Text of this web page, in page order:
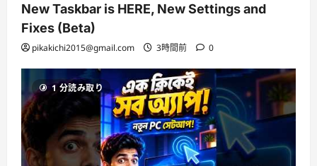
New Taskbar is HERE, New Settings and
Fixes (Beta)
pikakichi2015@gmail.com 3時間前 0
1 分読み取り